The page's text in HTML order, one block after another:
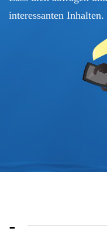
interessanten Inhalten.
-